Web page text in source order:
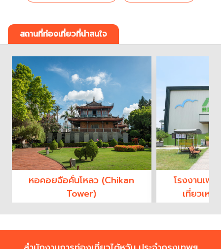
สถานที่ท่องเที่ยวที่น่าสนใจ
หอคอยฉือคั่นโหลว (Chikan
Tower)
โรงงานเฟ
เที่ยวเหม
Furniture